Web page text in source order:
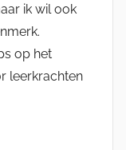
ik wil ook
op het
leerkrachten